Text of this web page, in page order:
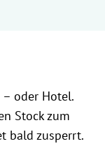
– oder Hotel.
Stock zum
bald zusperrt.